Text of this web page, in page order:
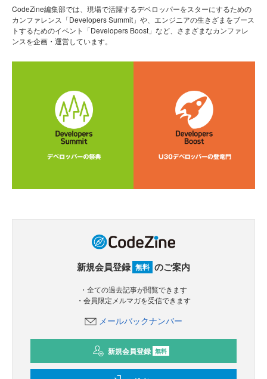
CodeZine編集部では、現場で活躍するデベロッパーをスターにするための
カンファレンス「Developers Summit」や、エンジニアの生きざまをブース
トするためのイベント「Developers Boost」など、さまざまなカンファレ
ンスを企画・運営しています。
新規会員登録 無料 のご案内
・全ての過去記事が閲覧できます
・会員限定メルマガを受信できます
メールバックナンバー
新規会員登録 無料